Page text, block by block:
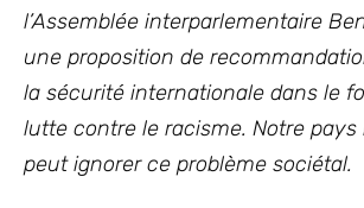
l’Assemblée interparlementaire
une proposition de
la sécurité internationale dans le
lutte contre le racisme. Notre
peut ignorer ce problème sociétal.